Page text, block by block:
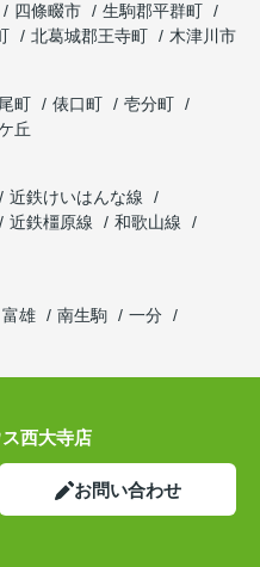
四條畷市
生駒郡平群町
北葛城郡王寺町
木津川市
町 俵口町
壱分町
丘
近鉄けいはんな線
近鉄橿原線
和歌山線
富雄 南生駒
一分
西大寺店
お問い合わせ